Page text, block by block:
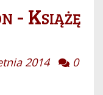
- Książę
2014 0